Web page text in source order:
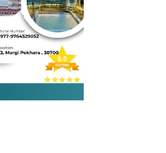
गर्दै सुविधासम्पन्न रङ्गशाला देखेर खुसी
रङ्गशाला अवलोकनका क्रममा